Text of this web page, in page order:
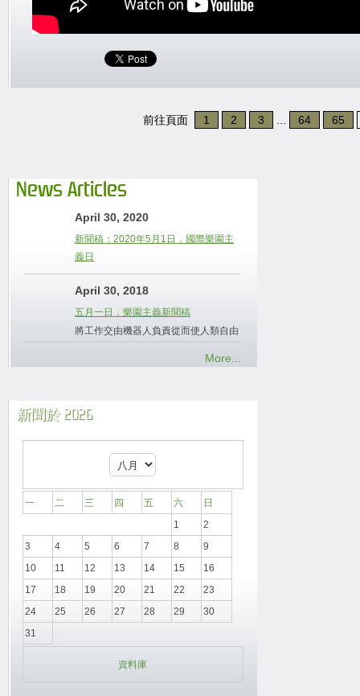
前往頁面 1 2 3 64 65
News Articles
April 30, 2020
新聞稿：2020年5月1日，國際樂園主
義日
April 30, 2018
五月一日，樂園主義新聞稿
將工作交由機器人負責從而使人類自由
More...
新聞於 2026
一 二 三 四 五 六
日
1
2
3
4 5 6 7 8
9
10
11 12 13 14 15
16
17
18 19 20 21 22
23
24
25 26 27 28 29
30
31
資料庫